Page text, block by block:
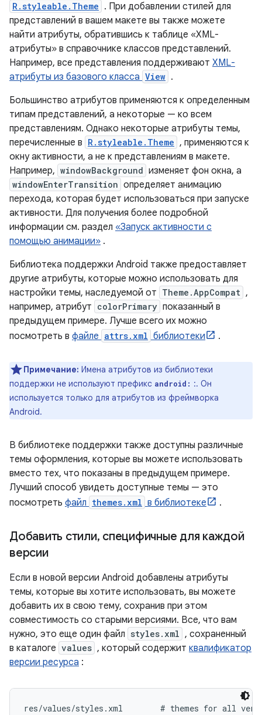
R.styleable.Theme . При добавлении стилей для
представлений в вашем макете вы также можете
найти атрибуты, обратившись к таблице «XML-
атрибуты» в справочнике классов представлений.
Например, все представления поддерживают XML-
атрибуты из базового класса View .
Большинство атрибутов применяются к определенным
типам представлений, а некоторые — ко всем
представлениям. Однако некоторые атрибуты темы,
перечисленные в R.styleable.Theme , применяются к
окну активности, а не к представлениям в макете.
Например, windowBackground изменяет фон окна, а
windowEnterTransition определяет анимацию
перехода, которая будет использоваться при запуске
активности. Для получения более подробной
информации см. раздел «Запуск активности с
помощью анимации» .
Библиотека поддержки Android также предоставляет
другие атрибуты, которые можно использовать для
настройки темы, наследуемой от Theme.AppCompat ,
например, атрибут colorPrimary показанный в
предыдущем примере. Лучше всего их можно
посмотреть в файле attrs.xml библиотеки .
Примечание: Имена атрибутов из библиотеки
поддержки не используют префикс android: :. Он
используется только для атрибутов из фреймворка
Android.
В библиотеке поддержки также доступны различные
темы оформления, которые вы можете использовать
вместо тех, что показаны в предыдущем примере.
Лучший способ увидеть доступные темы — это
посмотреть файл themes.xml в библиотеке .
Добавить стили, специфичные для каждой
версии
Если в новой версии Android добавлены атрибуты
темы, которые вы хотите использовать, вы можете
добавить их в свою тему, сохранив при этом
совместимость со старыми версиями. Все, что вам
нужно, это еще один файл styles.xml , сохраненный
в каталоге values , который содержит квалификатор
версии ресурса :
res/values/styles.xml        # themes for all